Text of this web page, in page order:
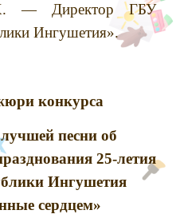
— Директор ГБУ
Ингушетия».
конкурса
песни об
25-летия
Ингушетия
сердцем»